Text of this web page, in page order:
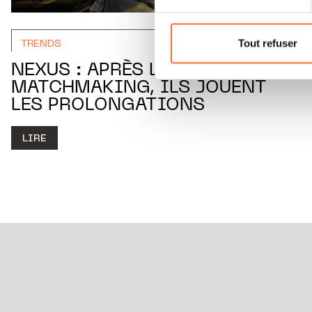
Pour de plus amples
personnelles, vous pouvez
personnelles.
Tout refuser
TRENDS
NEXUS : APRÈS LE
MATCHMAKING, ILS JOUENT
LES PROLONGATIONS
LIRE